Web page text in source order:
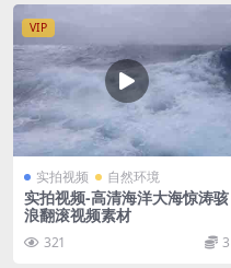
VIP
实拍视频 自然环境
实拍视频-高清海洋大海惊涛骇
浪翻滚视频素材
321 3